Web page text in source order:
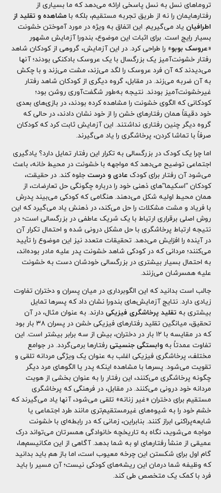
تروماهای نسل به نسل پاسخی ارائه می‌دهد که ما بسیاری از
رفتارهایمان را نه از طریق تجربه مستقیم، بلکه با مشاهده و تقلید از
اطرافیان یاد می‌گیریم. این اتفاق به ویژه در مورد آموختن خشونت
بسیار رایج است. برای اثبات این موضوع، بندورا آزمایش مشهور
«عروسک بوبو» را طراحی کرد. در این آزمایش، گروهی از کودکان شاهد
رفتار خشونت‌آمیز یک بزرگسال با یک عروسک بادکنکی بودند؛ آنها
می‌دیدند که آن فرد عروسک را لگد می‌زند، مشت می‌زند و با چکش
به آن ضربه می‌زند. در مقابل، گروه دیگری از کودکان شاهد رفتار
غیرخشونت‌آمیز بودند. نتیجه به‌طور شگفت‌آوری روشن بود؛
کودکانی که الگوی خشونت را مشاهده کرده بودند، در بازی‌های بعدی
خود دقیقاً همان رفتارهای خشن را از خود نشان دادند، در حالی که
گروه دیگر چنین رفتاری نداشتند. این آزمایش ثابت کرد که کودکان
صرفاً با تماشا کردن، پرخاشگری را یاد می‌گیرند.
اما چرا یک کودک در بزرگسالی به تکرار این رفتار تمایل دارد؟ یادگیری
اجتماعی توضیح می‌دهد که مواجهه با خشونت در محیط خانه، باعث
می‌شود آن رفتار برای کودک عادی و درست جلوه کند. در حقیقت،
کودکان “اسکیما”های ذهنی خود را درباره چگونگی حل تعارضات، از
همان محیط اولیه شکل می‌دهند. هنگامی که کودکی می‌بیند پدرش
با فریاد و مشت مشکلات را حل می‌کند، در ذهنش یاد می‌گیرد که این
روش اصلی برقراری ارتباط با یک شریک عاطفی در بزرگسالی است؛ در
نتیجه ارتباط پرخاشگری با حل مشکل درونی شده و احتمال تکرار آن
در آینده را افزایش می‌دهد. تحقیقات متعدد نیز این موضوع را تأیید
می‌کنند؛ مردانی که در کودکی شاهد خشونت پدر علیه مادر بوده‌اند،
به احتمال بسیار بیشتری در بزرگسالی خودشان دست به خشونت
علیه همسرشان می‌زنند.
جالب است بدانید که این الگوبرداری در میان پسران و دختران تفاوت
زیادی دارد. نتایج آزمایش‌های بندورا نشان داد که پسرها تمایل
بیشتری به تقلید پرخاشگری فیزیکی دارند. به عنوان مثال، در آن
تحقیق، میانگین تقلید رفتارهای فیزیکی خشن در پسران ۳۸ بار بود
که در مقایسه با ۱۲ بار در دختران، بیش از سه برابر بیشتر است. این
تفاوت عمدتاً به وابستگی جنسیتی رفتارها برمی‌گردد. در جوامع
مختلف، پرخاشگری فیزیکی اغلب به عنوان یک ویژگی مردانه تلقی و
تقویت می‌شود. پسرها با مشاهده اینکه پدر یا الگوهای مرد دیگر
چگونه پرخاشگری می‌کنند، این رفتار را به عنوان بخشی از هویت
مردانه خود درونی می‌کنند. در مقابل، در فرهنگی که پرخاشگری
مستقیم برای دختران «غیر زنانه» تلقی می‌شود، آنها یاد می‌گیرند که
خشم خود را به شیوه‌های غیرمستقیم‌تری مانند طرد اجتماعی یا
شایعه‌پراکنی ابراز کنند. بنابراین، زمانی که در رابطه‌ای با خشونت
مواجه می‌شوید، نگاه به تاریخچه خانوادگی همسرتان می‌تواند درک
عمیقی از منشأ رفتارهای او به شما بدهد. آگاهی از این مکانیسم‌ها،
گام اول برای شکستن این چرخه معیوب است، اما باز هم باید بدانید
که وظیفه شما درمان این ریشه‌های کودکی نیست؛ آن مسیر را باید
فرد با کمک یک متخصص طی کند.